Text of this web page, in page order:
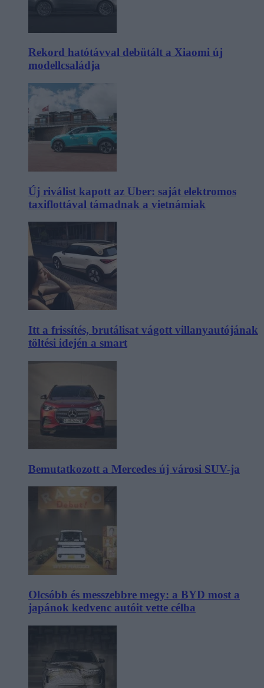
Rekord hatótávval debütált a Xiaomi új
modellcsaládja
Új riválist kapott az Uber: saját elektromos
taxiflottával támadnak a vietnámiak
Itt a frissítés, brutálisat vágott villanyautójának
töltési idején a smart
Bemutatkozott a Mercedes új városi SUV-ja
Olcsóbb és messzebbre megy: a BYD most a
japánok kedvenc autóit vette célba